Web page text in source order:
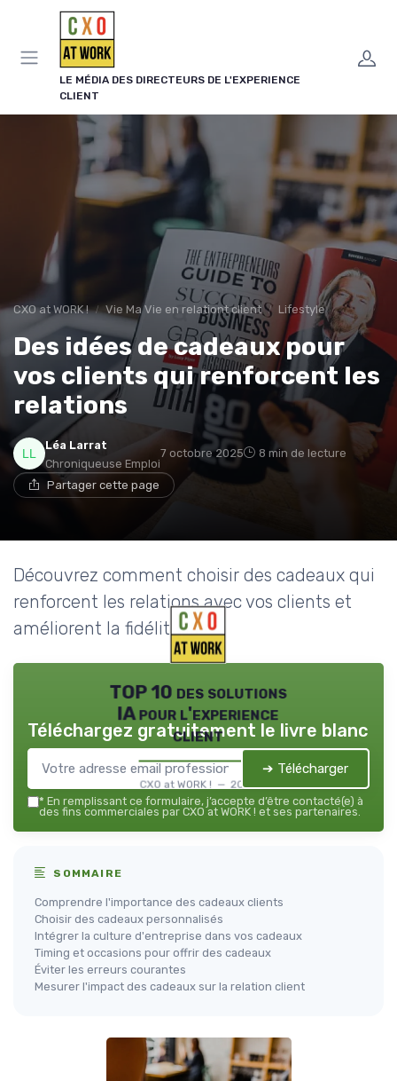
LE MÉDIA DES DIRECTEURS DE L'EXPERIENCE
CLIENT
CXO at WORK ! Vie Ma Vie en relationt client Lifestyle
Des idées de cadeaux pour
vos clients qui renforcent les
relations
Léa Larrat
Chroniqueuse Emploi
7 octobre 2025 8 min de lecture
Partager cette page
Découvrez comment choisir des cadeaux qui
renforcent les relations avec vos clients et
améliorent la fidélité.
TOP 10 des solutions
IA pour l'experience
client
CXO at WORK ! — 2026
Téléchargez gratuitement le livre blanc
➔ Télécharger
* En remplissant ce formulaire, j’accepte d’être contacté(e) à
des fins commerciales par CXO at WORK ! et ses partenaires.
SOMMAIRE
Comprendre l'importance des cadeaux clients
Choisir des cadeaux personnalisés
Intégrer la culture d'entreprise dans vos cadeaux
Timing et occasions pour offrir des cadeaux
Éviter les erreurs courantes
Mesurer l'impact des cadeaux sur la relation client
Panneau de gestion des cookies